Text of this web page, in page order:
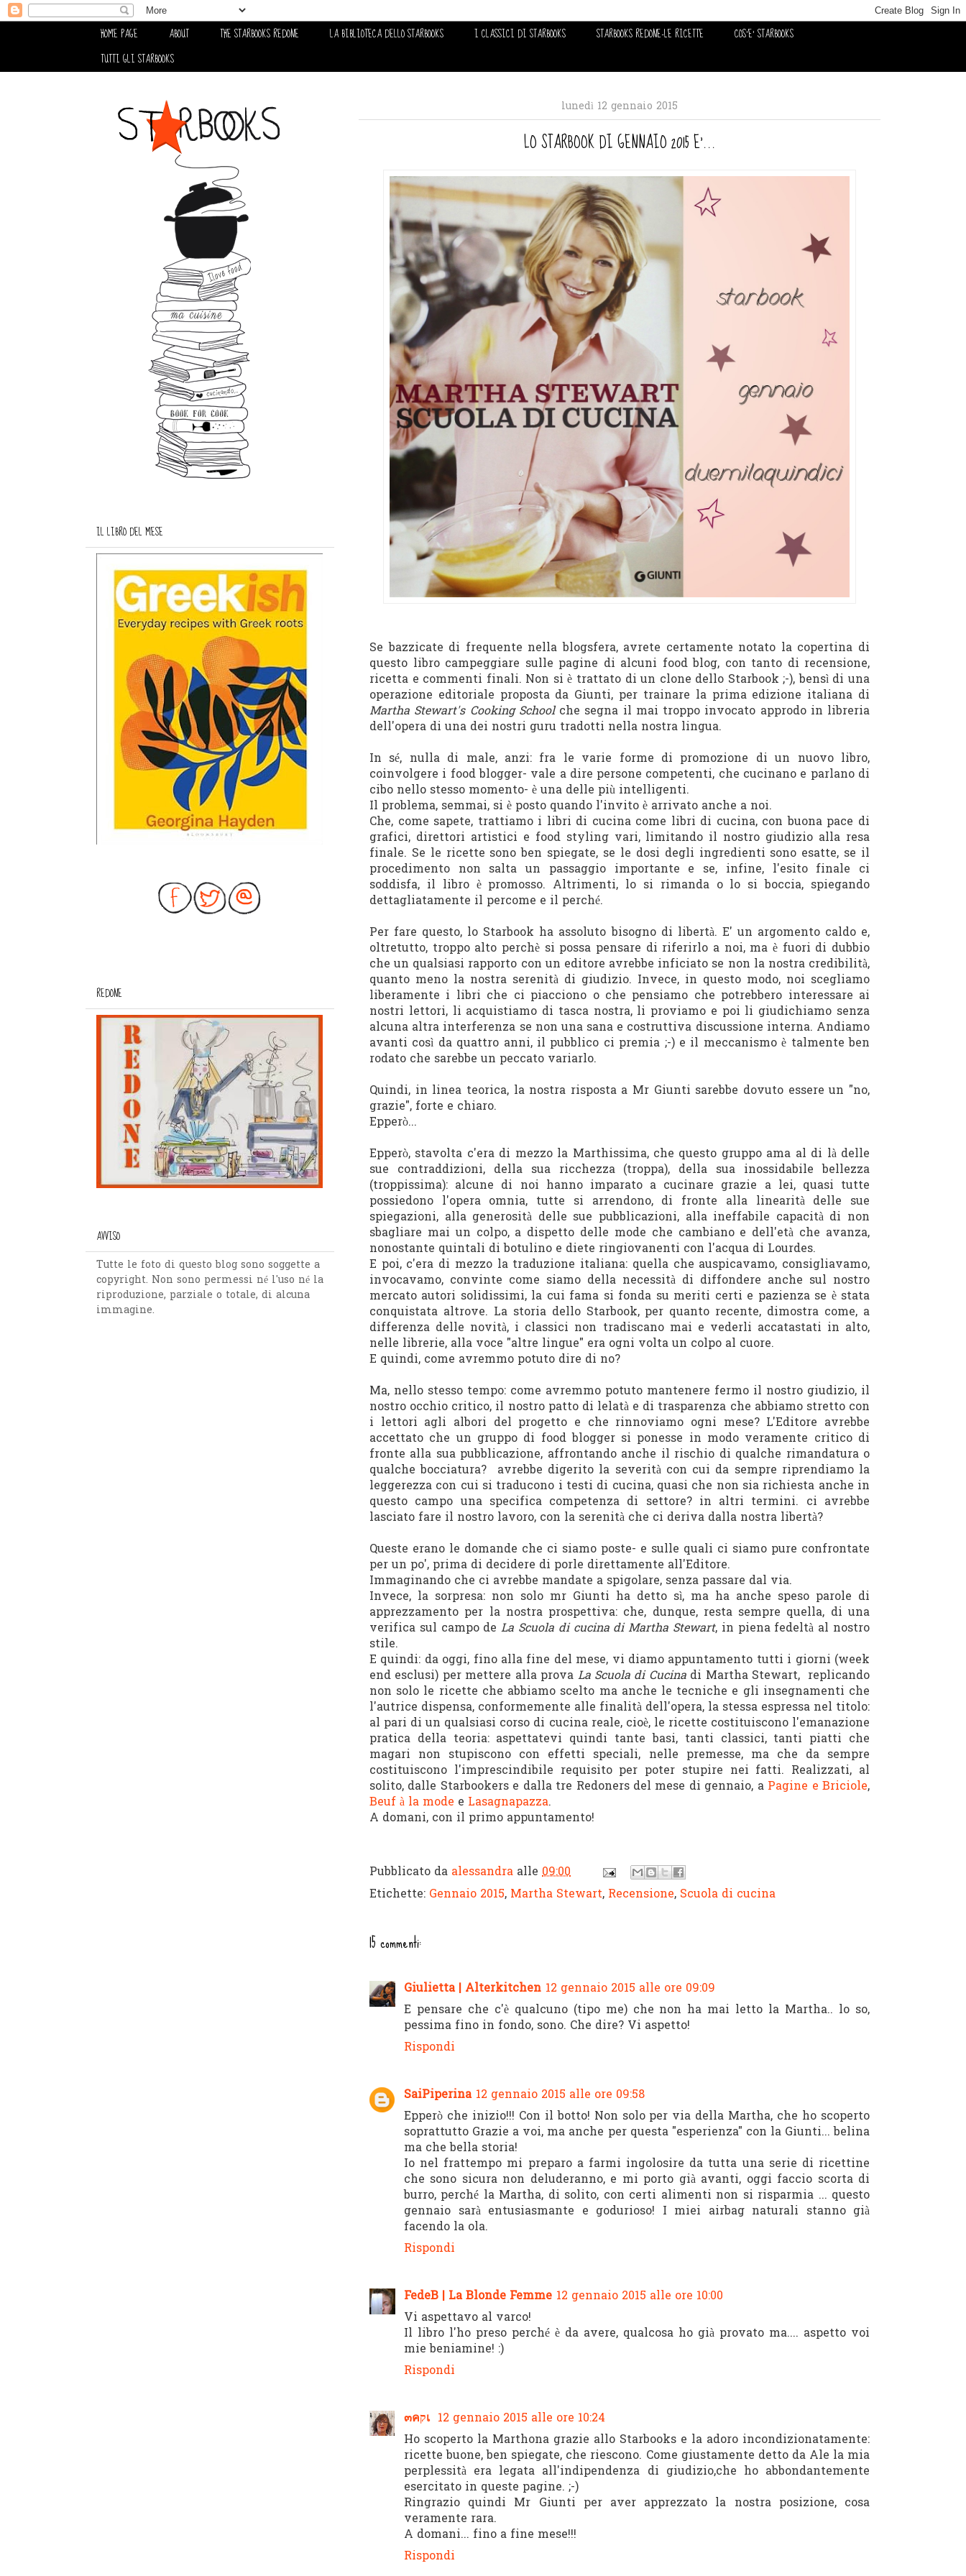
HOME PAGE ABOUT THE STARBOOKS REDONE LA BIBLIOTECA DELLO STARBOOKS I CLASSICI DI STARBOOKS STARBOOKS REDONE-LE RICETTE
COS'E' STARBOOKS
TUTTI GLI STARBOOKS
lunedì 12 gennaio 2015
LO STARBOOK DI GENNAIO 2015 E'...
Se bazzicate di frequente nella blogsfera, avrete certamente notato la copertina di
questo libro campeggiare sulle pagine di alcuni food blog, con tanto di recensione,
ricetta e commenti finali. Non si è trattato di un clone dello Starbook ;-), bensì di una
operazione editoriale proposta da Giunti, per trainare la prima edizione italiana di
Martha Stewart's Cooking School che segna il mai troppo invocato approdo in libreria
dell'opera di una dei nostri guru tradotti nella nostra lingua.
In sé, nulla di male, anzi: fra le varie forme di promozione di un nuovo libro,
coinvolgere i food blogger- vale a dire persone competenti, che cucinano e parlano di
cibo nello stesso momento- è una delle più intelligenti.
Il problema, semmai, si è posto quando l'invito è arrivato anche a noi.
Che, come sapete, trattiamo i libri di cucina come libri di cucina, con buona pace di
grafici, direttori artistici e food styling vari, limitando il nostro giudizio alla resa
finale. Se le ricette sono ben spiegate, se le dosi degli ingredienti sono esatte, se il
procedimento non salta un passaggio importante e se, infine, l'esito finale ci
soddisfa, il libro è promosso. Altrimenti, lo si rimanda o lo si boccia, spiegando
dettagliatamente il percome e il perché.
Per fare questo, lo Starbook ha assoluto bisogno di libertà. E' un argomento caldo e,
oltretutto, troppo alto perchè si possa pensare di riferirlo a noi, ma è fuori di dubbio
che un qualsiasi rapporto con un editore avrebbe inficiato se non la nostra credibilità,
quanto meno la nostra serenità di giudizio. Invece, in questo modo, noi scegliamo
liberamente i libri che ci piacciono o che pensiamo che potrebbero interessare ai
nostri lettori, li acquistiamo di tasca nostra, li proviamo e poi li giudichiamo senza
alcuna altra interferenza se non una sana e costruttiva discussione interna. Andiamo
avanti così da quattro anni, il pubblico ci premia ;-) e il meccanismo è talmente ben
rodato che sarebbe un peccato variarlo.
Quindi, in linea teorica, la nostra risposta a Mr Giunti sarebbe dovuto essere un "no,
grazie", forte e chiaro.
Epperò...
Epperò, stavolta c'era di mezzo la Marthissima, che questo gruppo ama al di là delle
sue contraddizioni, della sua ricchezza (troppa), della sua inossidabile bellezza
(troppissima): alcune di noi hanno imparato a cucinare grazie a lei, quasi tutte
possiedono l'opera omnia, tutte si arrendono, di fronte alla linearità delle sue
spiegazioni, alla generosità delle sue pubblicazioni, alla ineffabile capacità di non
sbagliare mai un colpo, a dispetto delle mode che cambiano e dell'età che avanza,
nonostante quintali di botulino e diete ringiovanenti con l'acqua di Lourdes.
E poi, c'era di mezzo la traduzione italiana: quella che auspicavamo, consigliavamo,
invocavamo, convinte come siamo della necessità di diffondere anche sul nostro
mercato autori solidissimi, la cui fama si fonda su meriti certi e pazienza se è stata
conquistata altrove. La storia dello Starbook, per quanto recente, dimostra come, a
differenza delle novità, i classici non tradiscano mai e vederli accatastati in alto,
nelle librerie, alla voce "altre lingue" era ogni volta un colpo al cuore.
E quindi, come avremmo potuto dire di no?
Ma, nello stesso tempo: come avremmo potuto mantenere fermo il nostro giudizio, il
nostro occhio critico, il nostro patto di lelatà e di trasparenza che abbiamo stretto con
i lettori agli albori del progetto e che rinnoviamo ogni mese? L'Editore avrebbe
accettato che un gruppo di food blogger si ponesse in modo veramente critico di
fronte alla sua pubblicazione, affrontando anche il rischio di qualche rimandatura o
qualche bocciatura? avrebbe digerito la severità con cui da sempre riprendiamo la
leggerezza con cui si traducono i testi di cucina, quasi che non sia richiesta anche in
questo campo una specifica competenza di settore? in altri termini. ci avrebbe
lasciato fare il nostro lavoro, con la serenità che ci deriva dalla nostra libertà?
Queste erano le domande che ci siamo poste- e sulle quali ci siamo pure confrontate
per un po', prima di decidere di porle direttamente all'Editore.
Immaginando che ci avrebbe mandate a spigolare, senza passare dal via.
Invece, la sorpresa: non solo mr Giunti ha detto sì, ma ha anche speso parole di
apprezzamento per la nostra prospettiva: che, dunque, resta sempre quella, di una
verifica sul campo de La Scuola di cucina di Martha Stewart, in piena fedeltà al nostro
stile.
E quindi: da oggi, fino alla fine del mese, vi diamo appuntamento tutti i giorni (week
end esclusi) per mettere alla prova La Scuola di Cucina di Martha Stewart, replicando
non solo le ricette che abbiamo scelto ma anche le tecniche e gli insegnamenti che
l'autrice dispensa, conformemente alle finalità dell'opera, la stessa espressa nel titolo:
al pari di un qualsiasi corso di cucina reale, cioè, le ricette costituiscono l'emanazione
pratica della teoria: aspettatevi quindi tante basi, tanti classici, tanti piatti che
magari non stupiscono con effetti speciali, nelle premesse, ma che da sempre
costituiscono l'imprescindibile requisito per poter stupire nei fatti. Realizzati, al
solito, dalle Starbookers e dalla tre Redoners del mese di gennaio, a Pagine e Briciole,
Beuf à la mode e Lasagnapazza.
A domani, con il primo appuntamento!
Pubblicato da alessandra alle 09:00
Etichette: Gennaio 2015, Martha Stewart, Recensione, Scuola di cucina
15 commenti:
Giulietta | Alterkitchen 12 gennaio 2015 alle ore 09:09
E pensare che c'è qualcuno (tipo me) che non ha mai letto la Martha.. lo so,
pessima fino in fondo, sono. Che dire? Vi aspetto!
Rispondi
SaiPiperina 12 gennaio 2015 alle ore 09:58
Epperò che inizio!!! Con il botto! Non solo per via della Martha, che ho scoperto
soprattutto Grazie a voi, ma anche per questa "esperienza" con la Giunti... belina
ma che bella storia!
Io nel frattempo mi preparo a farmi ingolosire da tutta una serie di ricettine
che sono sicura non deluderanno, e mi porto già avanti, oggi faccio scorta di
burro, perché la Martha, di solito, con certi alimenti non si risparmia ... questo
gennaio sarà entusiasmante e godurioso! I miei airbag naturali stanno già
facendo la ola.
Rispondi
FedeB | La Blonde Femme 12 gennaio 2015 alle ore 10:00
Vi aspettavo al varco!
Il libro l'ho preso perché è da avere, qualcosa ho già provato ma.... aspetto voi
mie beniamine! :)
Rispondi
๓คקเ 12 gennaio 2015 alle ore 10:24
Ho scoperto la Marthona grazie allo Starbooks e la adoro incondizionatamente:
ricette buone, ben spiegate, che riescono. Come giustamente detto da Ale la mia
perplessità era legata all'indipendenza di giudizio,che ho abbondantemente
esercitato in queste pagine. ;-)
Ringrazio quindi Mr Giunti per aver apprezzato la nostra posizione, cosa
veramente rara.
A domani... fino a fine mese!!!
Rispondi
IL LIBRO DEL MESE
REDONE
AVVISO
Tutte le foto di questo blog sono soggette a
copyright. Non sono permessi né l'uso né la
riproduzione, parziale o totale, di alcuna
immagine.